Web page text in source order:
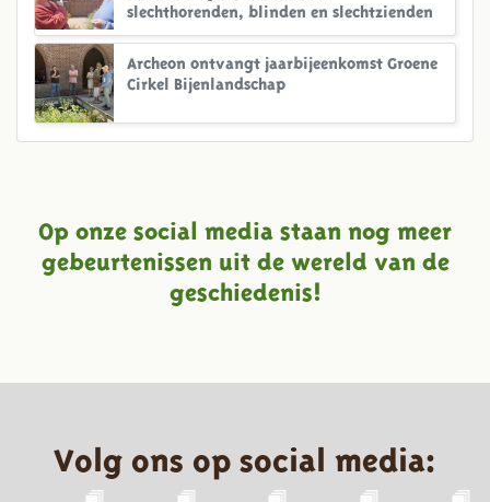
slechthorenden, blinden en slechtzienden
Archeon ontvangt jaarbijeenkomst Groene
Cirkel Bijenlandschap
Op onze social media staan nog meer
gebeurtenissen uit de wereld van de
geschiedenis!
Volg ons op social media: